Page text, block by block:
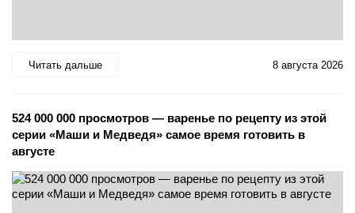
Читать дальше 8 августа 2026
524 000 000 просмотров — варенье по рецепту из этой
серии «Маши и Медведя» самое время готовить в
августе